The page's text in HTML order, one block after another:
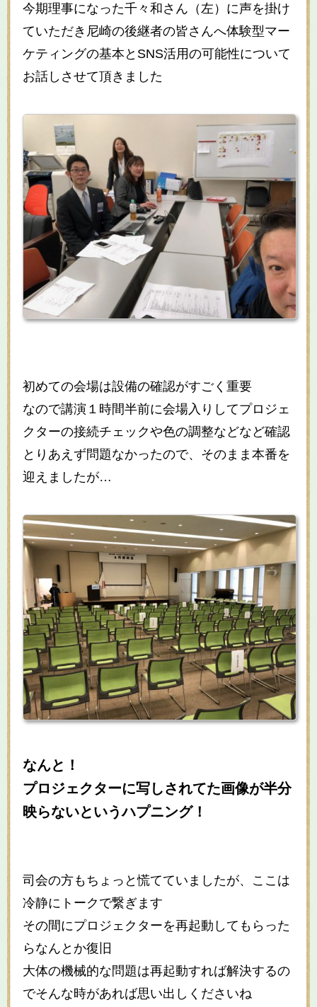
今期理事になった千々和さん（左）に声を掛け
ていただき尼崎の後継者の皆さんへ体験型マー
ケティングの基本とSNS活用の可能性について
お話しさせて頂きました
初めての会場は設備の確認がすごく重要
なので講演１時間半前に会場入りしてプロジェ
クターの接続チェックや色の調整などなど確認
とりあえず問題なかったので、そのまま本番を
迎えましたが…
なんと！
プロジェクターに写しされてた画像が半分
映らないというハプニング！
司会の方もちょっと慌てていましたが、ここは
冷静にトークで繋ぎます
その間にプロジェクターを再起動してもらった
らなんとか復旧
大体の機械的な問題は再起動すれば解決するの
でそんな時があれば思い出しくださいね